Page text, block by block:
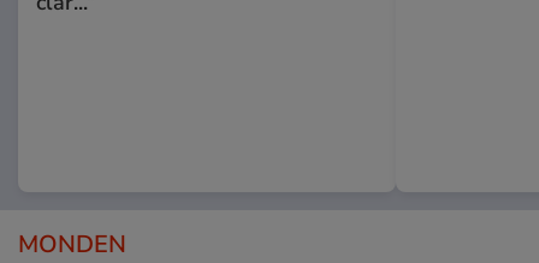
MONDEN